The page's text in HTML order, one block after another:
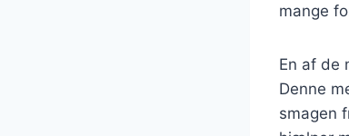
mange
En af de
Denne
smagen